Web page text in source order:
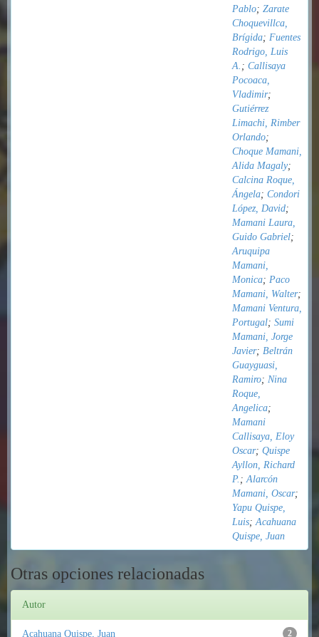
Pablo; Zarate
Choquevillca,
Brígida; Fuentes
Rodrigo, Luis
A. ; Callisaya
Pocoaca,
Vladimir;
Gutiérrez
Limachi, Rimber
Orlando;
Choque Mamani,
Alida Magaly;
Calcina Roque,
Ángela; Condori
López, David;
Mamani Laura,
Guido Gabriel;
Aruquipa
Mamani,
Monica; Paco
Mamani, Walter;
Mamani Ventura,
Portugal; Sumi
Mamani, Jorge
Javier; Beltrán
Guayguasi,
Ramiro; Nina
Roque,
Angelica;
Mamani
Callisaya, Eloy
Oscar; Quispe
Ayllon, Richard
P. ;Alarcón
Mamani, Oscar;
Yapu Quispe,
Luis;Acahuana
Quispe, Juan
Otras opciones relacionadas
Autor
2
Acahuana Quispe, Juan